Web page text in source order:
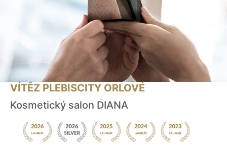
VÍTĚZ PLEBISCITY ORLOVÉ
Kosmetický salon DIANA